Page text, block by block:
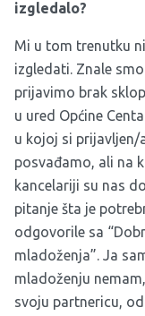
izgledalo?
Mi u tom trenutku
izgledati. Znale
prijavimo brak
u ured Općine
u kojoj si prijavljen/
posvađamo, ali na
kancelariji su nas
pitanje šta je
odgovorile sa
mladoženja”. Ja
mladoženju
svoju partnericu,